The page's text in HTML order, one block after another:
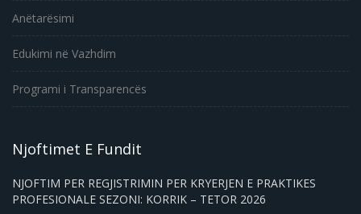
Anëtarësimi
Edukimi në Vazhdim
Programi i Transparencës
Njoftimet E Fundit
NJOFTIM PER REGJISTRIMIN PER KRYERJEN E PRAKTIKES
PROFESIONALE SEZONI: KORRIK – TETOR 2026